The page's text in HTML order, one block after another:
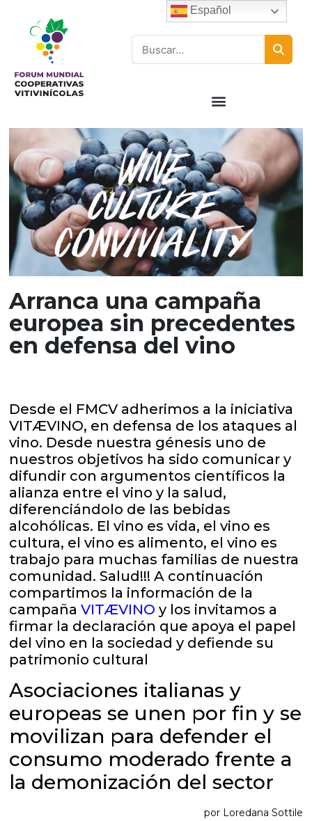
Arranca una campaña
europea sin precedentes
en defensa del vino
Desde el FMCV adherimos a la iniciativa
VITÆVINO, en defensa de los ataques al
vino. Desde nuestra génesis uno de
nuestros objetivos ha sido comunicar y
difundir con argumentos científicos la
alianza entre el vino y la salud,
diferenciándolo de las bebidas
alcohólicas. El vino es vida, el vino es
cultura, el vino es alimento, el vino es
trabajo para muchas familias de nuestra
comunidad. Salud!!! A continuación
compartimos la información de la
campaña VITÆVINO y los invitamos a
firmar la declaración que apoya el papel
del vino en la sociedad y defiende su
patrimonio cultural
Asociaciones italianas y
europeas se unen por fin y se
movilizan para defender el
consumo moderado frente a
la demonización del sector
por Loredana Sottile
Español